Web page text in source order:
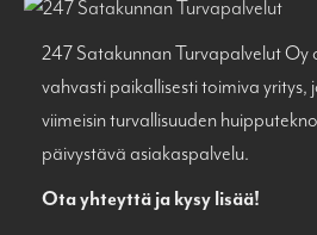
247 Satakunnan Turvapalvelut Oy
vahvasti paikallisesti toimiva yritys,
viimeisin turvallisuuden
päivystävä asiakaspalvelu.
Ota yhteyttä ja kysy lisää!